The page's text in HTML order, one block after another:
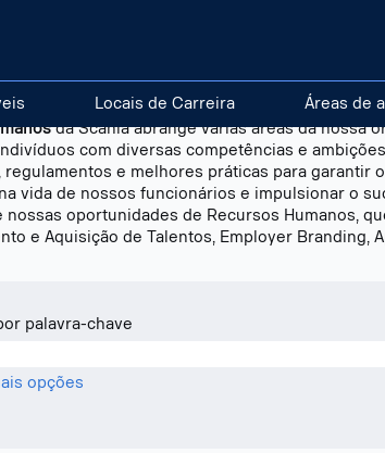
Locais de Carreira Áreas de
da Scania abrange várias áreas da nossa
com diversas competências e
e melhores práticas para
vida de nossos funcionários e impulsionar o
nossas oportunidades de Recursos Humanos,
e Aquisição de Talentos, Employer
palavra-chave
opções